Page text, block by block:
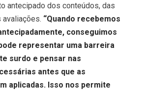
antecipado dos conteúdos, das
“Quando recebemos
conseguimos
representar uma barreira
surdo e pensar nas
antes que as
aplicadas. Isso nos permite